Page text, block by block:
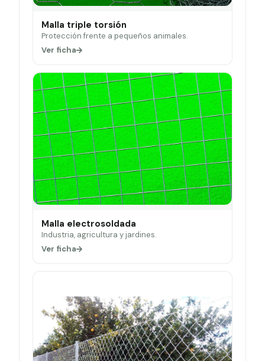
Malla triple torsión
Protección frente a pequeños animales.
Ver ficha
Malla electrosoldada
Industria, agricultura y jardines.
Ver ficha